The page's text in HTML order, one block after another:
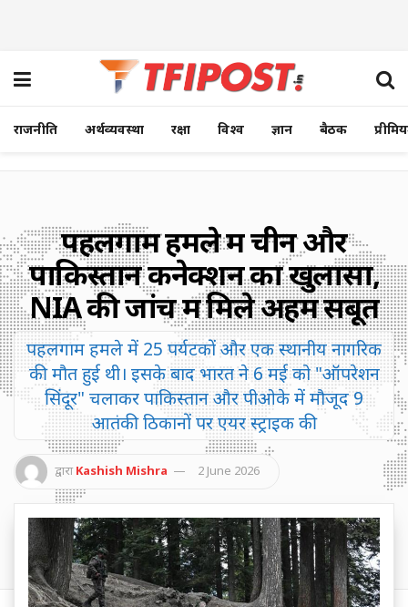
राजनीति अर्थव्यवस्था रक्षा विश्व ज्ञान बैठक
पहलगाम हमले में चीन और
पाकिस्तान कनेक्शन का खुलासा,
NIA की जांच में मिले अहम सबूत
पहलगाम हमले में 25 पर्यटकों और एक स्थानीय नागरिक
की मौत हुई थी। इसके बाद भारत ने 6 मई को "ऑपरेशन
सिंदूर" चलाकर पाकिस्तान और पीओके में मौजूद 9
आतंकी ठिकानों पर एयर स्ट्राइक की
द्वारा Kashish Mishra 2 June 2026